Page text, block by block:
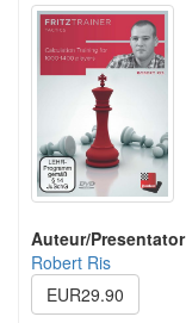
Auteur/Presentator
Robert Ris
EUR29.90